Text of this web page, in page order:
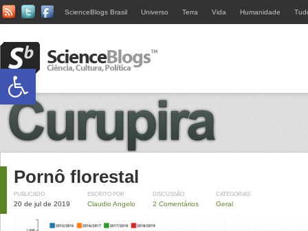
ScienceBlogs Brasil Universo Terra Vida Humanidade
Pornô florestal
PUBLICADO
20 de jul de 2019
ESCRITO POR
Claudio Angelo
DISCUSSÃO
2 Comentários
CATEGORIAS
Geral
Abrir a barra de ferramentas